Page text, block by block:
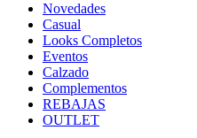
Novedades
Casual
Looks Completos
Eventos
Calzado
Complementos
REBAJAS
OUTLET